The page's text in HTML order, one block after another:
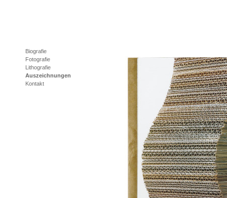
Biografie
Fotografie
Lithografie
Auszeichnungen
Kontakt